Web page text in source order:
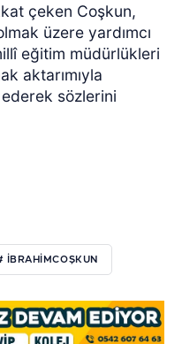
çeken Coşkun,
üzere yardımcı
eğitim müdürlükleri
aktarımıyla
sözlerini
IBRAHIMCOŞKUN